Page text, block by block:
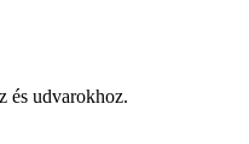
és udvarokhoz.